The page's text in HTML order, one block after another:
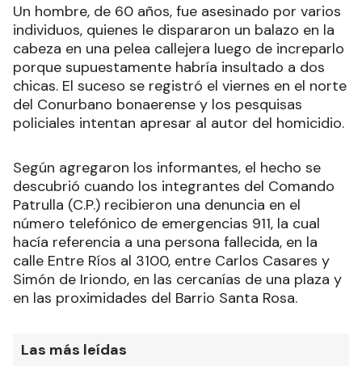
Un hombre, de 60 años, fue asesinado por varios
individuos, quienes le dispararon un balazo en la
cabeza en una pelea callejera luego de increparlo
porque supuestamente habría insultado a dos
chicas. El suceso se registró el viernes en el norte
del Conurbano bonaerense y los pesquisas
policiales intentan apresar al autor del homicidio.
Según agregaron los informantes, el hecho se
descubrió cuando los integrantes del Comando
Patrulla (C.P.) recibieron una denuncia en el
número telefónico de emergencias 911, la cual
hacía referencia a una persona fallecida, en la
calle Entre Ríos al 3100, entre Carlos Casares y
Simón de Iriondo, en las cercanías de una plaza y
en las proximidades del Barrio Santa Rosa.
Las más leídas